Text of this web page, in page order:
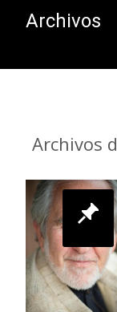
Archivos
Archivos